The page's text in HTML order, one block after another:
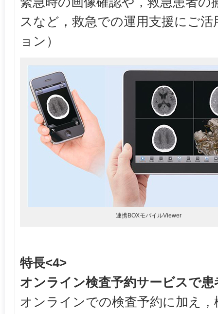
スなど，救急での運用支援にご
ョン）
連携BOXモバイルViewer
特長<4>
オンライン検査予約サービスで患
オンラインでの検査予約に加え